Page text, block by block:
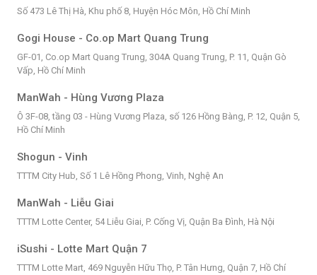
Số 473 Lê Thị Hà, Khu phố 8, Huyện Hóc Môn, Hồ Chí Minh
Gogi House - Co.op Mart Quang Trung
GF-01, Co.op Mart Quang Trung, 304A Quang Trung, P. 11, Quận Gò
Vấp, Hồ Chí Minh
ManWah - Hùng Vương Plaza
Ô 3F-08, tầng 03 - Hùng Vương Plaza, số 126 Hồng Bàng, P. 12, Quận 5,
Hồ Chí Minh
Shogun - Vinh
TTTM City Hub, Số 1 Lê Hồng Phong, Vinh, Nghệ An
ManWah - Liễu Giai
TTTM Lotte Center, 54 Liễu Giai, P. Cống Vị, Quận Ba Đình, Hà Nội
iSushi - Lotte Mart Quận 7
TTTM Lotte Mart, 469 Nguyễn Hữu Thọ, P. Tân Hưng, Quận 7, Hồ Chí